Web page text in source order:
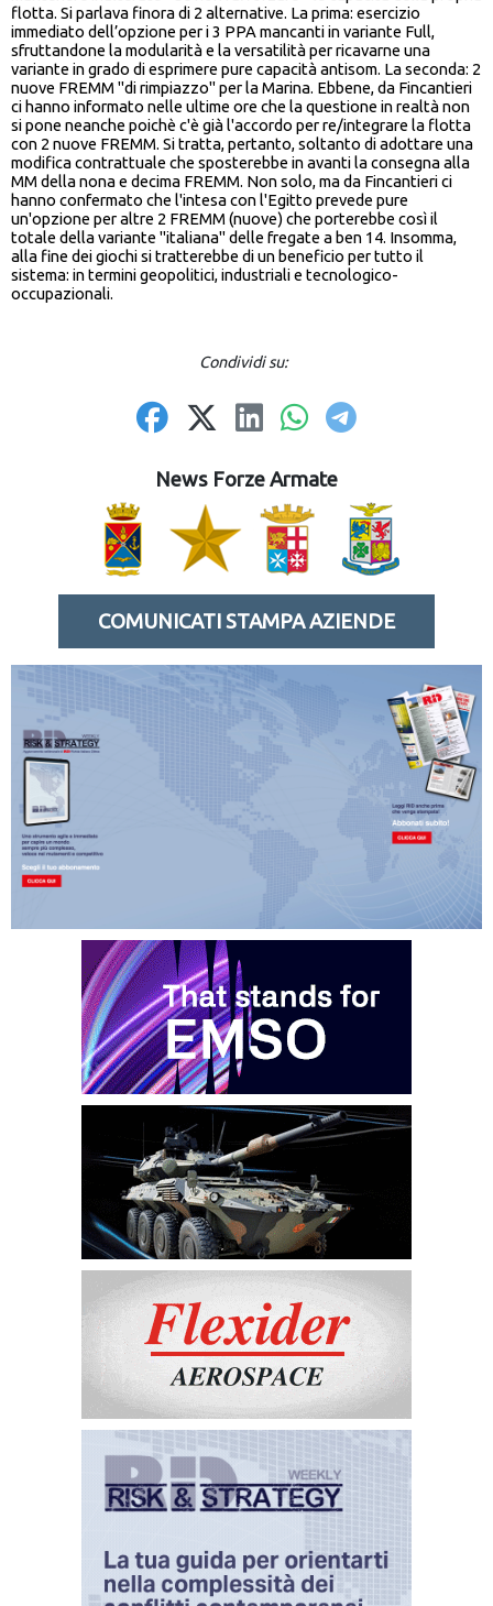
flotta. Si parlava finora di 2 alternative. La prima: esercizio
immediato dell’opzione per i 3 PPA mancanti in variante Full,
sfruttandone la modularità e la versatilità per ricavarne una
variante in grado di esprimere pure capacità antisom. La seconda: 2
nuove FREMM "di rimpiazzo" per la Marina. Ebbene, da Fincantieri
ci hanno informato nelle ultime ore che la questione in realtà non
si pone neanche poichè c'è già l'accordo per re/integrare la flotta
con 2 nuove FREMM. Si tratta, pertanto, soltanto di adottare una
modifica contrattuale che sposterebbe in avanti la consegna alla
MM della nona e decima FREMM. Non solo, ma da Fincantieri ci
hanno confermato che l'intesa con l'Egitto prevede pure
un'opzione per altre 2 FREMM (nuove) che porterebbe così il
totale della variante "italiana" delle fregate a ben 14. Insomma,
alla fine dei giochi si tratterebbe di un beneficio per tutto il
sistema: in termini geopolitici, industriali e tecnologico-
occupazionali.
Condividi su:
News Forze Armate
COMUNICATI STAMPA AZIENDE